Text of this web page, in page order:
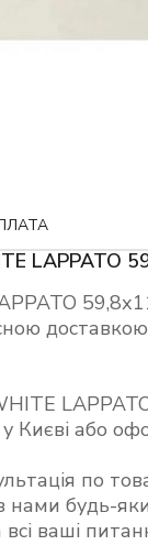
LAPPATO
Києві або
по
нами будь-
ваші